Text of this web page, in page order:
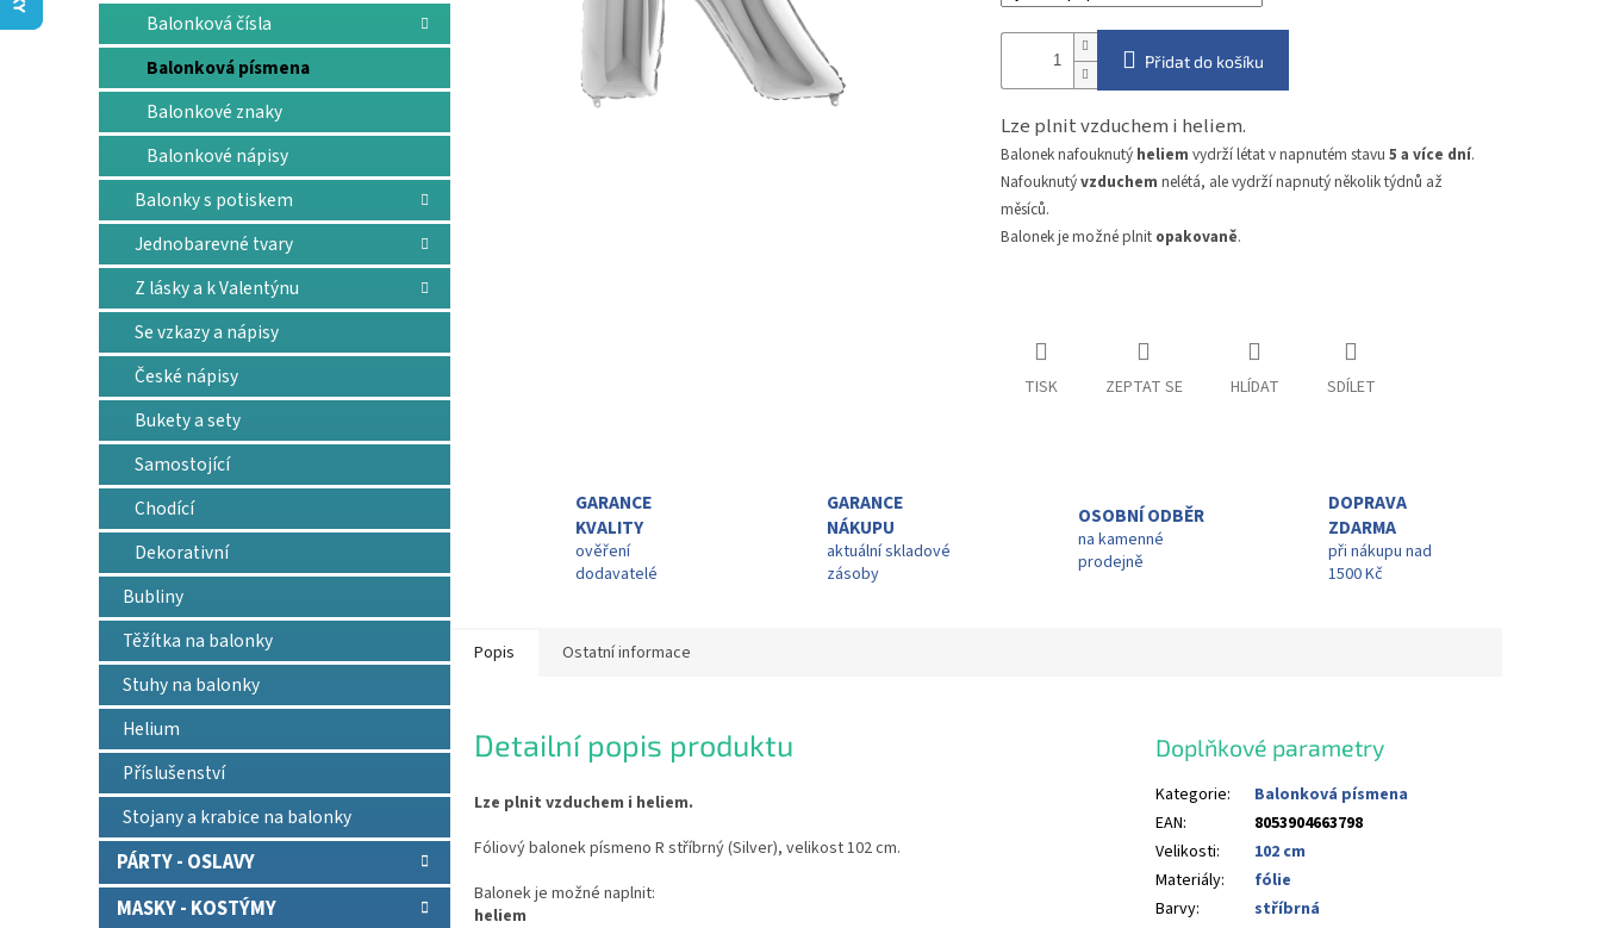
l
Balonková čísla
Balonková písmena
Balonkové znaky
Balonkové nápisy
Balonky s potiskem
Jednobarevné tvary
Z lásky a k Valentýnu
Se vzkazy a nápisy
České nápisy
Bukety a sety
Samostojící
Chodící
Dekorativní
Bubliny
Těžítka na balonky
Stuhy na balonky
Helium
Příslušenství
Stojany a krabice na balonky
PÁRTY - OSLAVY
MASKY - KOSTÝMY
Přidat do košíku
Lze plnit vzduchem i heliem.
Balonek nafouknutý heliem vydrží létat v napnutém stavu 5 a více dní.
Nafouknutývzduchem nelétá, ale vydrží napnutý několik týdnů až
měsíců.
Balonek je možné plnit opakovaně.
TISK ZEPTAT SE HLÍDAT SDÍLET
GARANCE
KVALITY
ověření
dodavatelé
GARANCE
NÁKUPU
aktuální skladové
zásoby
OSOBNÍ ODBĚR
na kamenné
prodejně
DOPRAVA
ZDARMA
při nákupu nad
1500 Kč
Popis Ostatní informace
Detailní popis produktu
Lze plnit vzduchem i heliem.
Fóliový balonek písmeno R stříbrný (Silver), velikost 102 cm.
Balonek je možné naplnit:
heliem
Doplňkové parametry
Kategorie:
Balonková písmena
EAN:
8053904663798
Velikosti:
102 cm
Materiály:
fólie
Barvy:
stříbrná